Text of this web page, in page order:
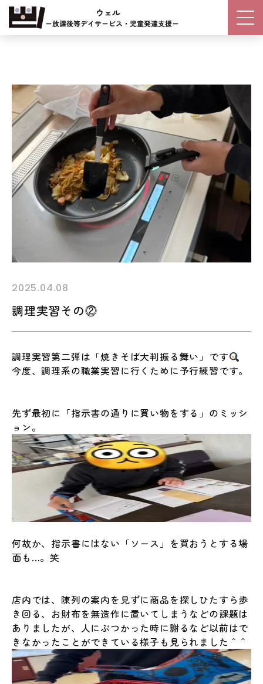
2025.04.08
調理実習その⓶
調理実習第二弾は「焼きそば大判振る舞い」です
今度、調理系の職業実習に行くために予行練習です。
先ず最初に「指示書の通りに買い物をする」のミッシ
ョン。
何故か、指示書にはない「ソース」を買おうとする場
面も…。笑
店内では、陳列の案内を見ずに商品を探しひたすら歩
き回る、お財布を無造作に置いてしまうなどの課題は
ありましたが、人にぶつかった時に謝るなど以前はで
きなかったことができている様子も見られました＾＾